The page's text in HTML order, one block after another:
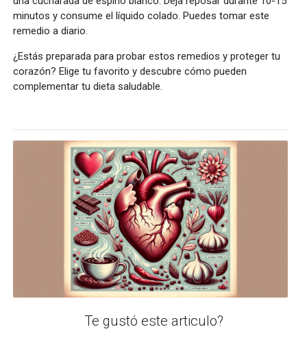
minutos y consume el líquido colado. Puedes tomar este
remedio a diario.
¿Estás preparada para probar estos remedios y proteger tu
corazón? Elige tu favorito y descubre cómo pueden
complementar tu dieta saludable.
Te gustó este articulo?